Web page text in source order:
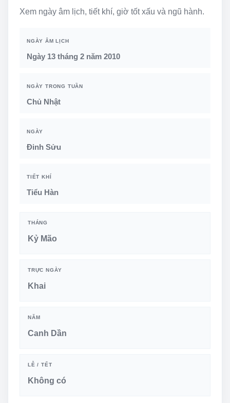
Xem ngày âm lịch, tiết khí, giờ tốt xấu và ngũ hành.
NGÀY ÂM LỊCH
Ngày 13 tháng 2 năm 2010
NGÀY TRONG TUẦN
Chủ Nhật
NGÀY
Đinh Sửu
TIẾT KHÍ
Tiểu Hàn
THÁNG
Kỷ Mão
TRỰC NGÀY
Khai
NĂM
Canh Dần
LỄ / TẾT
Không có